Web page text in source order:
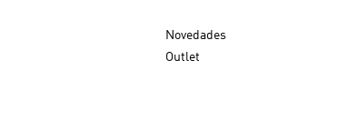
Novedades
Outlet